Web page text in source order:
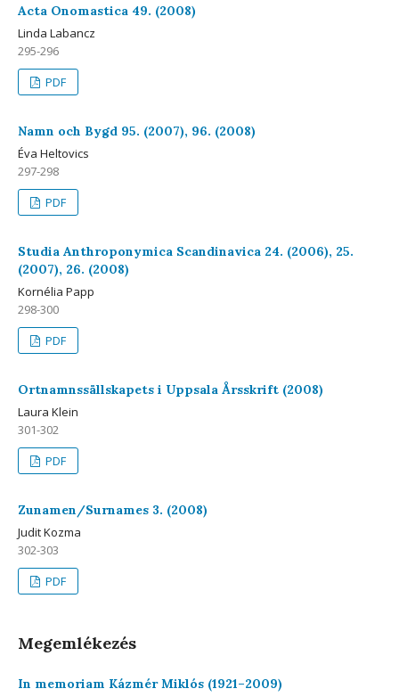
Acta Onomastica 49. (2008)
Linda Labancz
295-296
PDF
Namn och Bygd 95. (2007), 96. (2008)
Éva Heltovics
297-298
PDF
Studia Anthroponymica Scandinavica 24. (2006), 25.
(2007), 26. (2008)
Kornélia Papp
298-300
PDF
Ortnamnssällskapets i Uppsala Årsskrift (2008)
Laura Klein
301-302
PDF
Zunamen/Surnames 3. (2008)
Judit Kozma
302-303
PDF
Megemlékezés
In memoriam Kázmér Miklós (1921–2009)